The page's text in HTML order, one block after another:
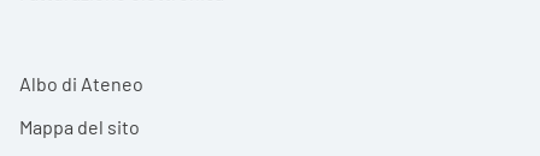
Albo di Ateneo
Mappa del sito